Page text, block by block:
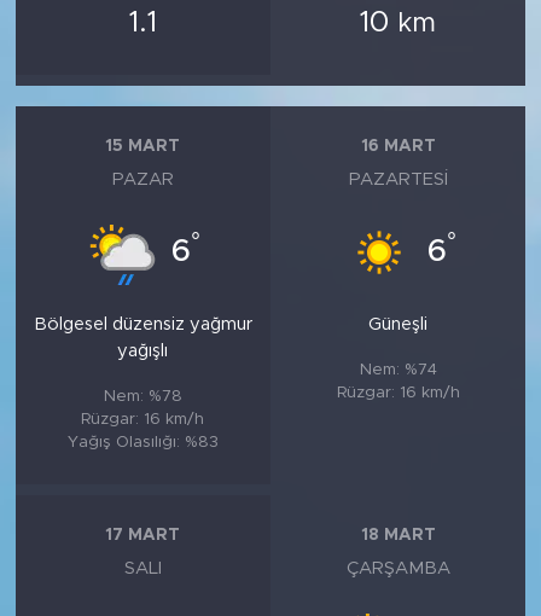
1.1 10 km
15 MART
PAZAR
6°
Bölgesel düzensiz yağmur
yağışlı
Nem: %78
Rüzgar: 16 km/h
Yağış Olasılığı: %83
16 MART
PAZARTESI
6°
Güneşli
Nem: %74
Rüzgar: 16 km/h
17 MART
SALI
18 MART
ÇARŞAMBA